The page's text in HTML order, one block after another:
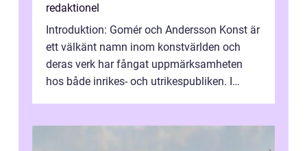
redaktionel
Introduktion: Gomér och Andersson Konst är
ett välkänt namn inom konstvärlden och
deras verk har fångat uppmärksamheten
hos både inrikes- och utrikespubliken. I